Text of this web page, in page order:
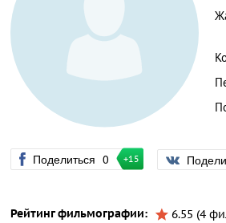
Поделиться 0 +15
Рейтинг фильмографии:
6.55 (4